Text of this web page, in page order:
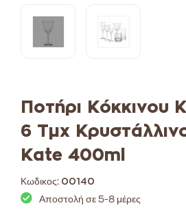
Ποτήρι Κόκκινου
6 Τμχ
Kate 400ml
Κωδικος: 00140
Αποστολή σε 5-8 μέρες